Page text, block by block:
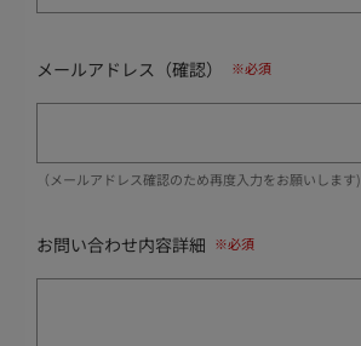
メールアドレス（確認）
（メールアドレス確認のため再度入力をお願いします)
お問い合わせ内容詳細